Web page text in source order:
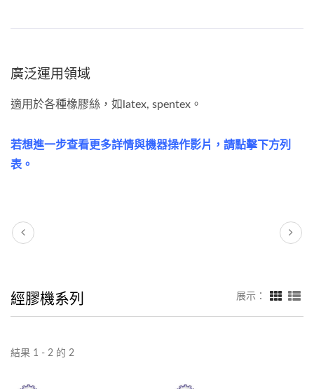
廣泛運用領域
適用於各種橡膠絲，如latex, spentex。
若想進一步查看更多詳情與機器操作影片，請點擊下方列
表。
經膠機系列 展示：
結果 1 - 2 的 2